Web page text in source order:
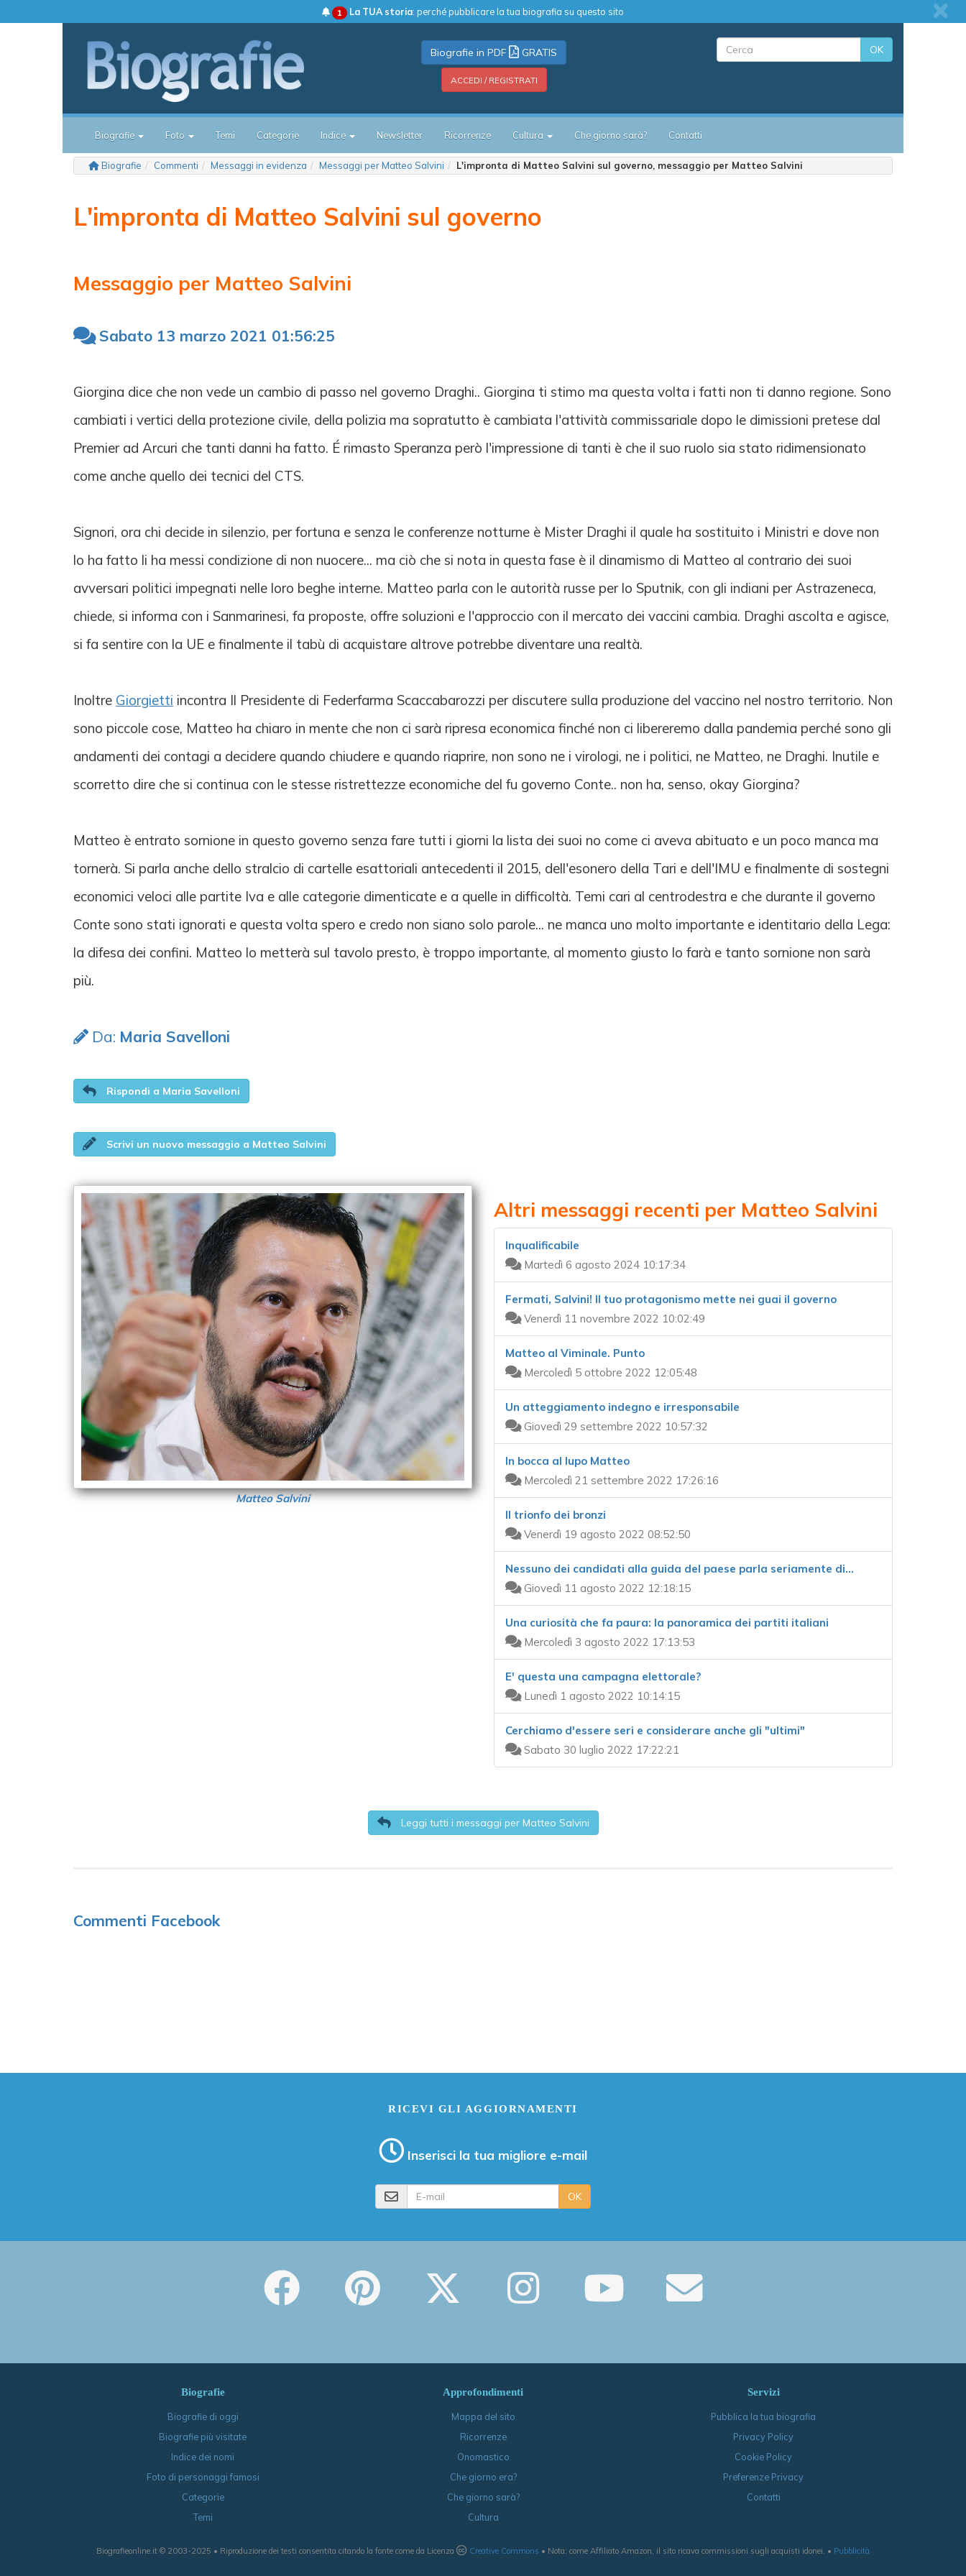
1 La TUA storia: perché pubblicare la tua biografia su questo sito
Biografie in PDF GRATIS
ACCEDI / REGISTRATI
OK
Biografie Foto Temi Categorie Indice Newsletter Ricorrenze Cultura Che giorno sarà? Contatti
Biografie Commenti Messaggi in evidenza Messaggi per Matteo Salvini L'impronta di Matteo Salvini sul governo, messaggio per Matteo Salvini
L'impronta di Matteo Salvini sul governo
Messaggio per Matteo Salvini
Sabato 13 marzo 2021 01:56:25
Giorgina dice che non vede un cambio di passo nel governo Draghi.. Giorgina ti stimo ma questa volta i fatti non ti danno regione. Sono
cambiati i vertici della protezione civile, della polizia ma sopratutto è cambiata l'attività commissariale dopo le dimissioni pretese dal
Premier ad Arcuri che tanti danni ha fatto. É rimasto Speranza però l'impressione di tanti è che il suo ruolo sia stato ridimensionato
come anche quello dei tecnici del CTS.
Signori, ora chi decide in silenzio, per fortuna e senza le conferenze notturne è Mister Draghi il quale ha sostituito i Ministri e dove non
lo ha fatto li ha messi condizione di non nuocere... ma ciò che si nota in questa fase è il dinamismo di Matteo al contrario dei suoi
avversari politici impegnati nelle loro beghe interne. Matteo parla con le autorità russe per lo Sputnik, con gli indiani per Astrazeneca,
chiede, si informa con i Sanmarinesi, fa proposte, offre soluzioni e l'approccio con il mercato dei vaccini cambia. Draghi ascolta e agisce,
si fa sentire con la UE e finalmente il tabù di acquistare altrove potrebbe diventare una realtà.
Inoltre Giorgietti incontra Il Presidente di Federfarma Scaccabarozzi per discutere sulla produzione del vaccino nel nostro territorio. Non
sono piccole cose, Matteo ha chiaro in mente che non ci sarà ripresa economica finché non ci libereremo dalla pandemia perché sono gli
andamenti dei contagi a decidere quando chiudere e quando riaprire, non sono ne i virologi, ne i politici, ne Matteo, ne Draghi. Inutile e
scorretto dire che si continua con le stesse ristrettezze economiche del fu governo Conte.. non ha, senso, okay Giorgina?
Matteo è entrato sornione in questo governo senza fare tutti i giorni la lista dei suoi no come ci aveva abituato e un poco manca ma
tornerà. Si parla anche dello stralcio di cartelle esattoriali antecedenti il 2015, dell'esonero della Tari e dell'IMU e finalmente di sostegni
economici veloci alle partite Iva e alle categorie dimenticate e a quelle in difficoltà. Temi cari al centrodestra e che durante il governo
Conte sono stati ignorati e questa volta spero e credo non siano solo parole... ne manca uno molto importante e identitario della Lega:
la difesa dei confini. Matteo lo metterà sul tavolo presto, è troppo importante, al momento giusto lo farà e tanto sornione non sarà
più.
Da: Maria Savelloni
Rispondi a Maria Savelloni
Scrivi un nuovo messaggio a Matteo Salvini
Matteo Salvini
Altri messaggi recenti per Matteo Salvini
Inqualificabile
Martedì 6 agosto 2024 10:17:34
Fermati, Salvini! Il tuo protagonismo mette nei guai il governo
Venerdì 11 novembre 2022 10:02:49
Matteo al Viminale. Punto
Mercoledì 5 ottobre 2022 12:05:48
Un atteggiamento indegno e irresponsabile
Giovedì 29 settembre 2022 10:57:32
In bocca al lupo Matteo
Mercoledì 21 settembre 2022 17:26:16
Il trionfo dei bronzi
Venerdì 19 agosto 2022 08:52:50
Nessuno dei candidati alla guida del paese parla seriamente di…
Giovedì 11 agosto 2022 12:18:15
Una curiosità che fa paura: la panoramica dei partiti italiani
Mercoledì 3 agosto 2022 17:13:53
E' questa una campagna elettorale?
Lunedì 1 agosto 2022 10:14:15
Cerchiamo d'essere seri e considerare anche gli "ultimi"
Sabato 30 luglio 2022 17:22:21
Leggi tutti i messaggi per Matteo Salvini
Commenti Facebook
RICEVI GLI AGGIORNAMENTI
Inserisci la tua migliore e-mail
OK
Biografie
Biografie di oggi
Biografie più visitate
Indice dei nomi
Foto di personaggi famosi
Categorie
Temi
Approfondimenti
Mappa del sito
Ricorrenze
Onomastico
Che giorno era?
Che giorno sarà?
Cultura
Servizi
Pubblica la tua biografia
Privacy Policy
Cookie Policy
Preferenze Privacy
Contatti
Biografieonline.it © 2003-2025 • Riproduzione dei testi consentita citando la fonte come da Licenza Creative Commons • Nota: come Affiliato Amazon, il sito ricava commissioni sugli acquisti idonei. • Pubblicità